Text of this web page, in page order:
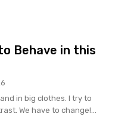
Behave in this
in big clothes. I try to
We have to change!...